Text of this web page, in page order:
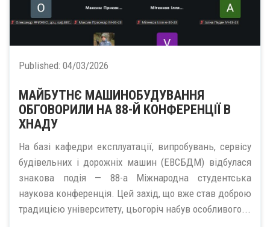
Published: 04/03/2026
МАЙБУТНЄ МАШИНОБУДУВАННЯ
ОБГОВОРИЛИ НА 88-Й КОНФЕРЕНЦІЇ В
ХНАДУ
На базі кафедри експлуатації, випробувань, сервісу
будівельних і дорожніх машин (ЕВСБДМ) відбулася
знакова подія — 88-а Міжнародна студентська
наукова конференція. Цей захід, що вже став доброю
традицією університету, цьогоріч набув особливого...